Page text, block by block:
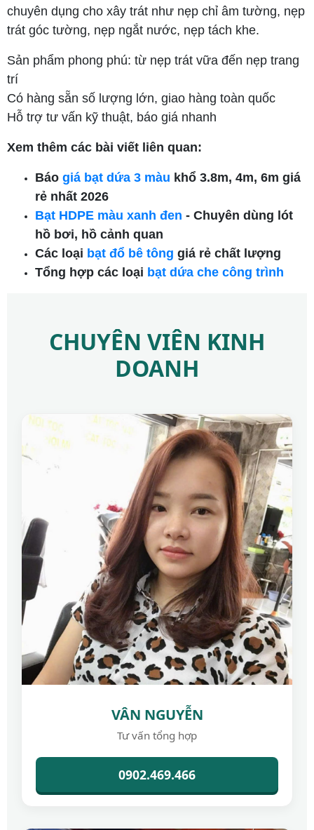
chuyên dụng cho xây trát như nẹp chỉ âm tường, nẹp
trát góc tường, nẹp ngắt nước, nẹp tách khe.
Sản phẩm phong phú: từ nẹp trát vữa đến nẹp trang
trí
Có hàng sẵn số lượng lớn, giao hàng toàn quốc
Hỗ trợ tư vấn kỹ thuật, báo giá nhanh
Xem thêm các bài viết liên quan:
Báo giá bạt dứa 3 màu khổ 3.8m, 4m, 6m giá
rẻ nhất 2026
Bạt HDPE màu xanh đen - Chuyên dùng lót
hồ bơi, hồ cảnh quan
Các loại bạt đổ bê tông giá rẻ chất lượng
Tổng hợp các loại bạt dứa che công trình
CHUYÊN VIÊN KINH
DOANH
VÂN NGUYỄN
Tư vấn tổng hợp
0902.469.466